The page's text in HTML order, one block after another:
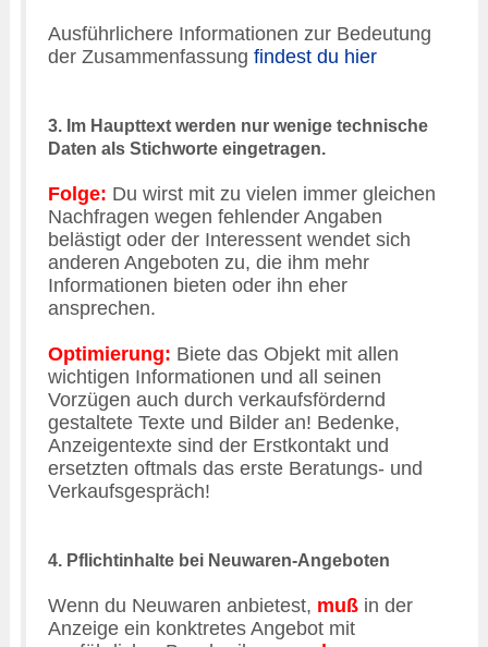
Ausführlichere Informationen zur Bedeutung
der Zusammenfassung findest du hier
3. Im Haupttext werden nur wenige technische
Daten als Stichworte eingetragen.
Folge: Du wirst mit zu vielen immer gleichen
Nachfragen wegen fehlender Angaben
belästigt oder der Interessent wendet sich
anderen Angeboten zu, die ihm mehr
Informationen bieten oder ihn eher
ansprechen.
Optimierung: Biete das Objekt mit allen
wichtigen Informationen und all seinen
Vorzügen auch durch verkaufsfördernd
gestaltete Texte und Bilder an! Bedenke,
Anzeigentexte sind der Erstkontakt und
ersetzten oftmals das erste Beratungs- und
Verkaufsgespräch!
4. Pflichtinhalte bei Neuwaren-Angeboten
Wenn du Neuwaren anbietest, mußin der
Anzeige ein konktretes Angebot mit